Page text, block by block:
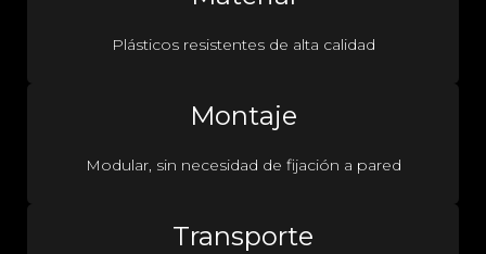
Plásticos resistentes de alta calidad
Montaje
Modular, sin necesidad de fijación a pared
Transporte